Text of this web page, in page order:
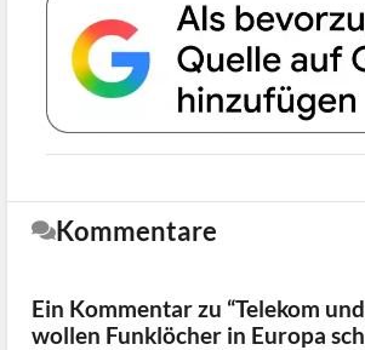
Kommentare
Ein Kommentar zu “Telekom
wollen Funklöcher in Europa